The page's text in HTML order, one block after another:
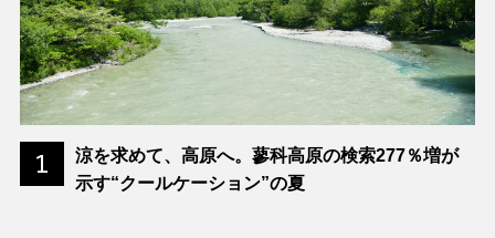
1
涼を求めて、高原へ。蓼科高原の検索277％増が
示す“クールケーション”の夏